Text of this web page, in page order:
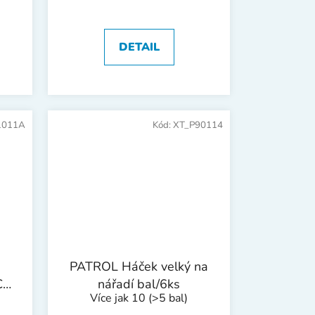
DETAIL
PATROL Háček velký na
nářadí bal/6ks
Více jak 10 (>5 bal)
Kód: XT_P90114